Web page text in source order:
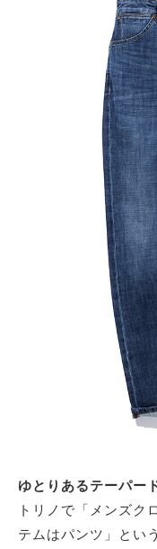
ゆとりあるテーパー
トリノで「メンズク
テムはパンツ」とい